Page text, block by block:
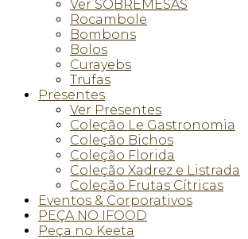
Ver SOBREMESAS
Rocambole
Bombons
Bolos
Curayebs
Trufas
Presentes
Ver Presentes
Coleção Le Gastronomia
Coleção Bichos
Coleção Florida
Coleção Xadrez e Listrada
Coleção Frutas Cítricas
Eventos & Corporativos
PEÇA NO IFOOD
Peça no Keeta